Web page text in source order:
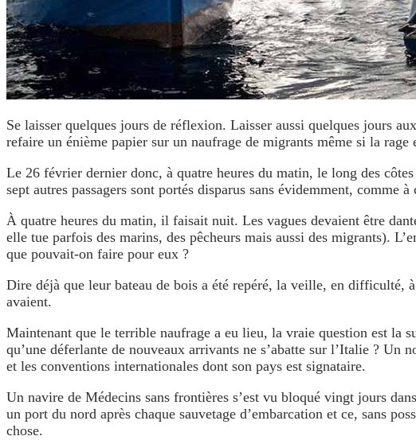
Se laisser quelques jours de réflexion. Laisser aussi quelques jours
refaire un énième papier sur un naufrage de migrants même si la
Le 26 février dernier donc, à quatre heures du matin, le long des
sept autres passagers sont portés disparus sans évidemment, comme
À quatre heures du matin, il faisait nuit. Les vagues devaient être
elle tue parfois des marins, des pêcheurs mais aussi des migrants).
que pouvait-on faire pour eux ?
Dire déjà que leur bateau de bois a été repéré, la veille, en difficulté,
avaient.
Maintenant que le terrible naufrage a eu lieu, la vraie question est la
qu’une déferlante de nouveaux arrivants ne s’abatte sur l’Italie ?
et les conventions internationales dont son pays est signataire.
Un navire de Médecins sans frontières s’est vu bloqué vingt jours
un port du nord après chaque sauvetage d’embarcation et ce, sans
chose.